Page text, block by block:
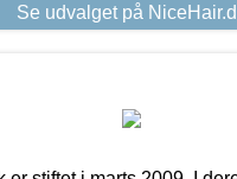
Se udvalget på